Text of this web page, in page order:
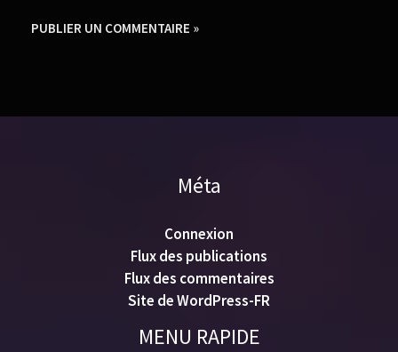
Méta
Connexion
Flux des publications
Flux des commentaires
Site de WordPress-FR
MENU RAPIDE